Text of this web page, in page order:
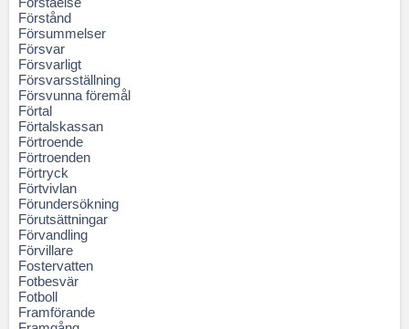
Förstånd
Försummelser
Försvar
Försvarligt
Försvarsställning
Försvunna föremål
Förtal
Förtalskassan
Förtroende
Förtroenden
Förtryck
Förtvivlan
Förundersökning
Förutsättningar
Förvandling
Förvillare
Fostervatten
Fotbesvär
Fotboll
Framförande